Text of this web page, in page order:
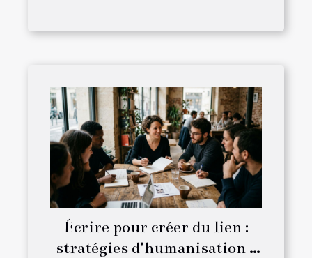
Écrire pour créer du lien :
stratégies d’humanisation à